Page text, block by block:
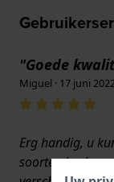
"Goede
Miguel · 17 juni
Erg handig, u
soorten